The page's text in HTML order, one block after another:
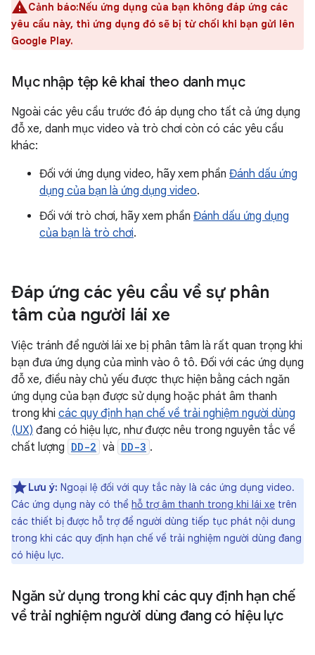
Cảnh báo:Nếu ứng dụng của bạn không đáp ứng các
yêu cầu này, thì ứng dụng đó sẽ bị từ chối khi bạn gửi lên
Google Play.
Mục nhập tệp kê khai theo danh mục
Ngoài các yêu cầu trước đó áp dụng cho tất cả ứng dụng
đỗ xe, danh mục video và trò chơi còn có các yêu cầu
khác:
Đối với ứng dụng video, hãy xem phần Đánh dấu ứng
dụng của bạn là ứng dụng video.
Đối với trò chơi, hãy xem phần Đánh dấu ứng dụng
của bạn là trò chơi.
Đáp ứng các yêu cầu về sự phân
tâm của người lái xe
Việc tránh để người lái xe bị phân tâm là rất quan trọng khi
bạn đưa ứng dụng của mình vào ô tô. Đối với các ứng dụng
đỗ xe, điều này chủ yếu được thực hiện bằng cách ngăn
ứng dụng của bạn được sử dụng hoặc phát âm thanh
trong khi các quy định hạn chế về trải nghiệm người dùng
(UX) đang có hiệu lực, như được nêu trong nguyên tắc về
chất lượng DD-2 và DD-3 .
Lưu ý: Ngoại lệ đối với quy tắc này là các ứng dụng video.
Các ứng dụng này có thể hỗ trợ âm thanh trong khi lái xe trên
các thiết bị được hỗ trợ để người dùng tiếp tục phát nội dung
trong khi các quy định hạn chế về trải nghiệm người dùng đang
có hiệu lực.
Ngăn sử dụng trong khi các quy định hạn chế
về trải nghiệm người dùng đang có hiệu lực